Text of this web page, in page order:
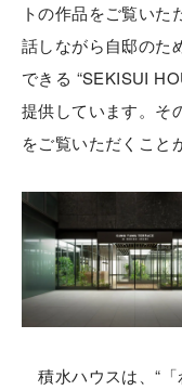
トの作品をご覧い
話しながら自邸のた
できる “SEKISUI
提供しています。そ
をご覧いただくこと
積水ハウスは、“